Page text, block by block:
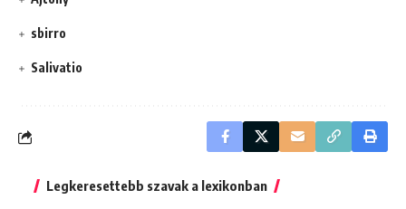
sbirro
Salivatio
Legkeresettebb szavak a lexikonban